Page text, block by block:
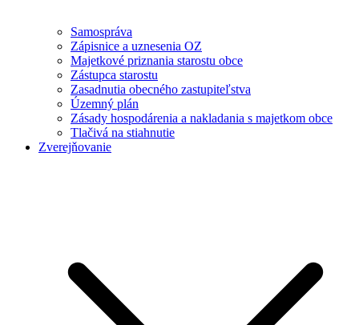
Samospráva
Zápisnice a uznesenia OZ
Majetkové priznania starostu obce
Zástupca starostu
Zasadnutia obecného zastupiteľstva
Územný plán
Zásady hospodárenia a nakladania s majetkom obce
Tlačivá na stiahnutie
Zverejňovanie